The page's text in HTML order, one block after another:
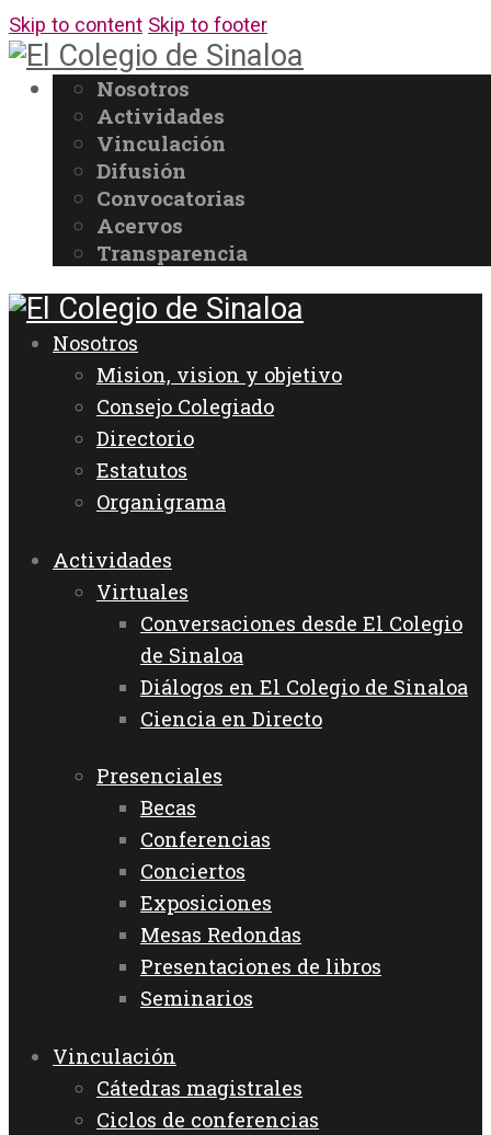
Skip to content Skip to footer
Nosotros
Actividades
Vinculación
Difusión
Convocatorias
Acervos
Transparencia
Nosotros
Mision, vision y objetivo
Consejo Colegiado
Directorio
Estatutos
Organigrama
Actividades
Virtuales
Conversaciones desde El Colegio
de Sinaloa
Diálogos en El Colegio de Sinaloa
Ciencia en Directo
Presenciales
Becas
Conferencias
Conciertos
Exposiciones
Mesas Redondas
Presentaciones de libros
Seminarios
Vinculación
Cátedras magistrales
Ciclos de conferencias